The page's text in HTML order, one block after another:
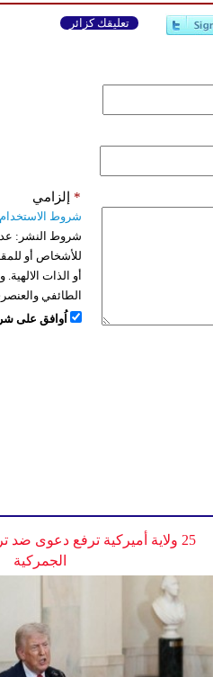
تعليقك كزائر
إلزامي *
شروط الاستخدام
شروط النشر:
للأشخاص أو
أو الذات
الطائفي
اُوافق على
25 ولاية أميركية ترفع دعوى
الجمركية